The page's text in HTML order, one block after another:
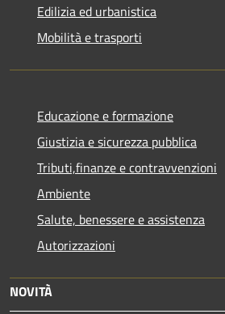
Edilizia ed urbanistica
Mobilità e trasporti
Educazione e formazione
Giustizia e sicurezza pubblica
Tributi,finanze e contravvenzioni
Ambiente
Salute, benessere e assistenza
Autorizzazioni
NOVITÀ